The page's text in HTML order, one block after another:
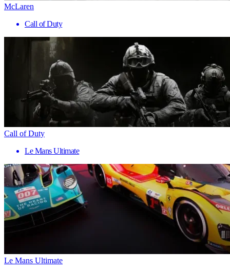
McLaren
Call of Duty
Call of Duty
Le Mans Ultimate
Le Mans Ultimate